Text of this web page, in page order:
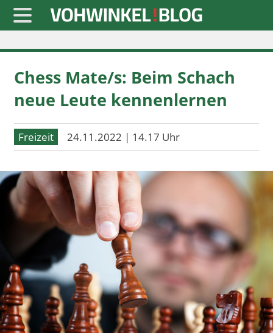
Startseite
» Blaulicht
» Freizeit
» Notizen
» Politik
» Sport
» Wirtschaft
Werbung
Datenschutz
Impressum
Chess Mate/s: Beim Schach
neue Leute kennenlernen
Freizeit 24.11.2022 | 14.17 Uhr